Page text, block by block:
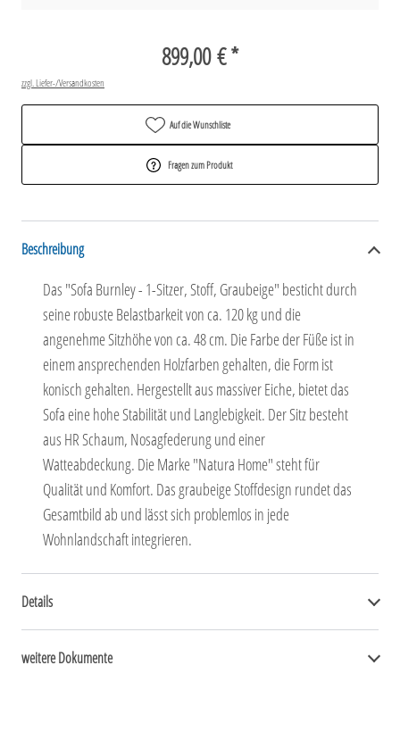
899,00 € *
zzgl. Liefer-/Versandkosten
Auf die Wunschliste
Fragen zum Produkt
Beschreibung
Das "Sofa Burnley - 1-Sitzer, Stoff, Graubeige" besticht durch
seine robuste Belastbarkeit von ca. 120 kg und die
angenehme Sitzhöhe von ca. 48 cm. Die Farbe der Füße ist in
einem ansprechenden Holzfarben gehalten, die Form ist
konisch gehalten. Hergestellt aus massiver Eiche, bietet das
Sofa eine hohe Stabilität und Langlebigkeit. Der Sitz besteht
aus HR Schaum, Nosagfederung und einer
Watteabdeckung. Die Marke "Natura Home" steht für
Qualität und Komfort. Das graubeige Stoffdesign rundet das
Gesamtbild ab und lässt sich problemlos in jede
Wohnlandschaft integrieren.
Details
weitere Dokumente